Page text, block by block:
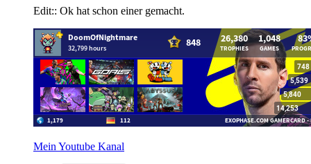
Edit:: Ok hat schon einer gemacht.
Mein Youtube Kanal